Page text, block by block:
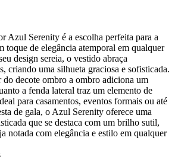
Azul Serenity é a escolha perfeita para a
toque de elegância atemporal em qualquer
design sereia, o vestido abraça
criando uma silhueta graciosa e sofisticada.
decote ombro a ombro adiciona um
a fenda lateral traz um elemento de
para casamentos, eventos formais ou até
de gala, o Azul Serenity oferece uma
que se destaca com um brilho sutil,
notada com elegância e estilo em qualquer